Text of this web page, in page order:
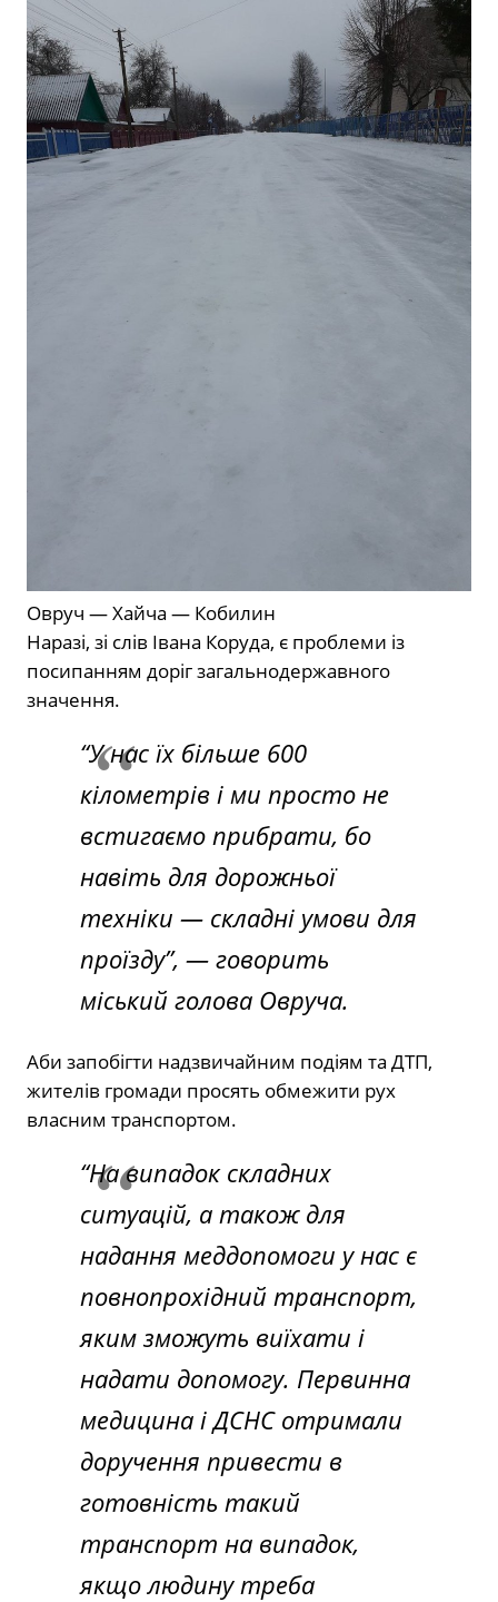
Овруч — Хайча — Кобилин
Наразі, зі слів Івана Коруда, є проблеми із
посипанням доріг загальнодержавного
значення.
“У нас їх більше 600
кілометрів і ми просто не
встигаємо прибрати, бо
навіть для дорожньої
техніки — складні умови для
проїзду”, — говорить
міський голова Овруча.
Аби запобігти надзвичайним подіям та ДТП,
жителів громади просять обмежити рух
власним транспортом.
“На випадок складних
ситуацій, а також для
надання меддопомоги у нас є
повнопрохідний транспорт,
яким зможуть виїхати і
надати допомогу. Первинна
медицина і ДСНС отримали
доручення привести в
готовність такий
транспорт на випадок,
якщо людину треба